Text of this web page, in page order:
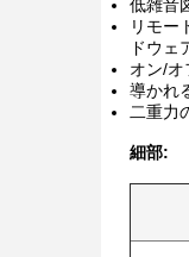
低雑音
リモー
ドウェ
オン/オ
導かれ
二重力
細部: